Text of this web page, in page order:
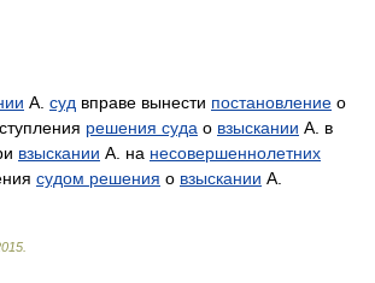
А. суд вправе вынести постановление о
решения суда о взыскании А. в
взыскании А. на несовершеннолетних
судом решения о взыскании А.